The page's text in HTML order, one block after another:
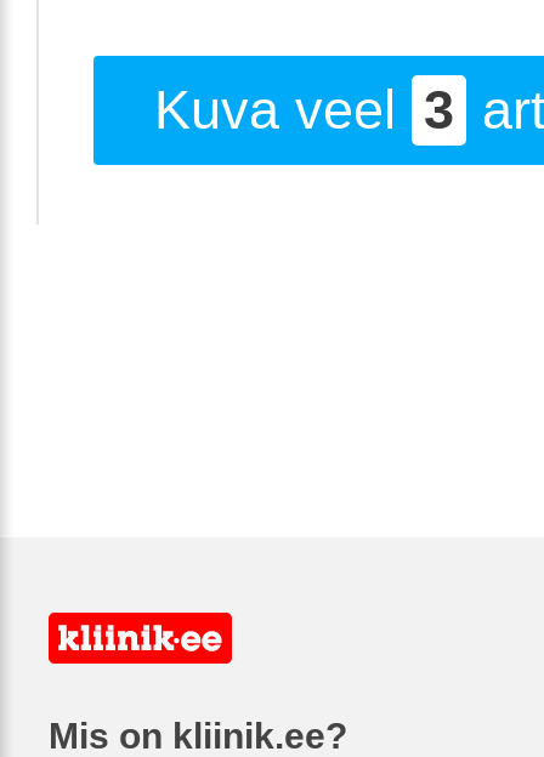
Kuva veel 3
Mis on kliinik.ee?